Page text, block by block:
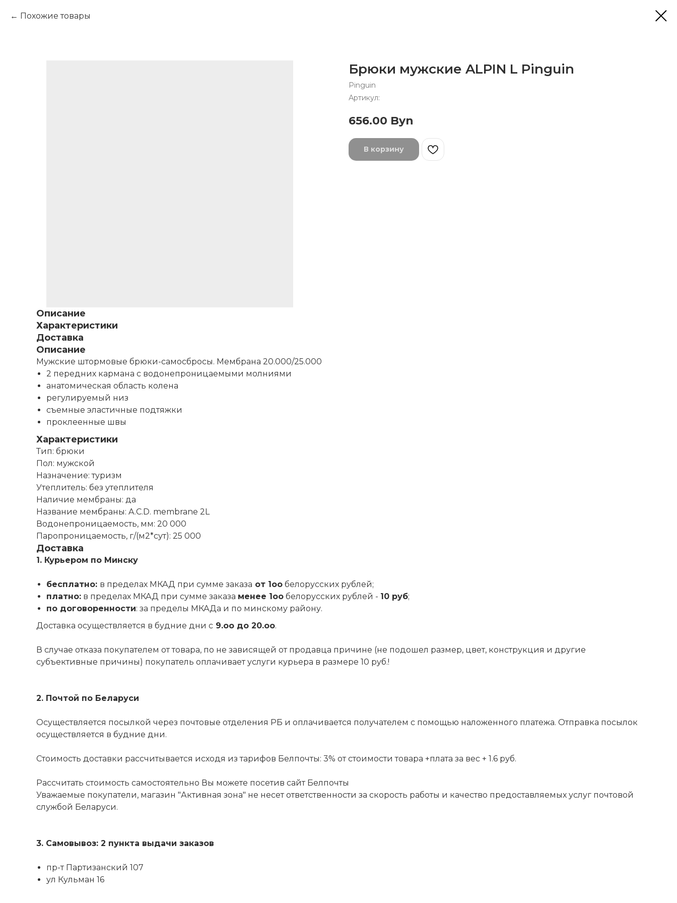
Похожие товары
Брюки мужские ALPIN L Pinguin
Pinguin
Артикул:
656.00 Byn
В корзину
Описание
Характеристики
Доставка
Описание
Мужские штормовые брюки-самосбросы. Мембрана 20.000/25.000
2 передних кармана с водонепроницаемыми молниями
анатомическая область колена
регулируемый низ
съемные эластичные подтяжки
проклеенные швы
Характеристики
Тип: брюки
Пол: мужской
Назначение: туризм
Утеплитель: без утеплителя
Наличие мембраны: да
Название мембраны: A.C.D. membrane 2L
Водонепроницаемость, мм: 20 000
Паропроницаемость, г/(м2*сут): 25 000
Доставка
1. Курьером по Минску
бесплатно: в пределах МКАД при сумме заказа от 1оо белорусских рублей;
платно: в пределах МКАД при сумме заказа менее 1оо белорусских рублей - 10 руб;
по договоренности: за пределы МКАДа и по минскому району.
Доставка осуществляется в будние дни с 9.оо до 20.оо.
В случае отказа покупателем от товара, по не зависящей от продавца причине (не подошел размер, цвет, конструкция и другие
субъективные причины) покупатель оплачивает услуги курьера в размере 10 руб.!
2. Почтой по Беларуси
Осуществляется посылкой через почтовые отделения РБ и оплачивается получателем с помощью наложенного платежа. Отправка посылок
осуществляется в будние дни.
Стоимость доставки рассчитывается исходя из тарифов Белпочты: 3% от стоимости товара +плата за вес + 1.6 руб.
Рассчитать стоимость самостоятельно Вы можете посетив сайт Белпочты
Уважаемые покупатели, магазин "Активная зона" не несет ответственности за скорость работы и качество предоставляемых услуг почтовой
службой Беларуси.
3. Самовывоз: 2 пункта выдачи заказов
пр-т Партизанский 107
ул Кульман 16